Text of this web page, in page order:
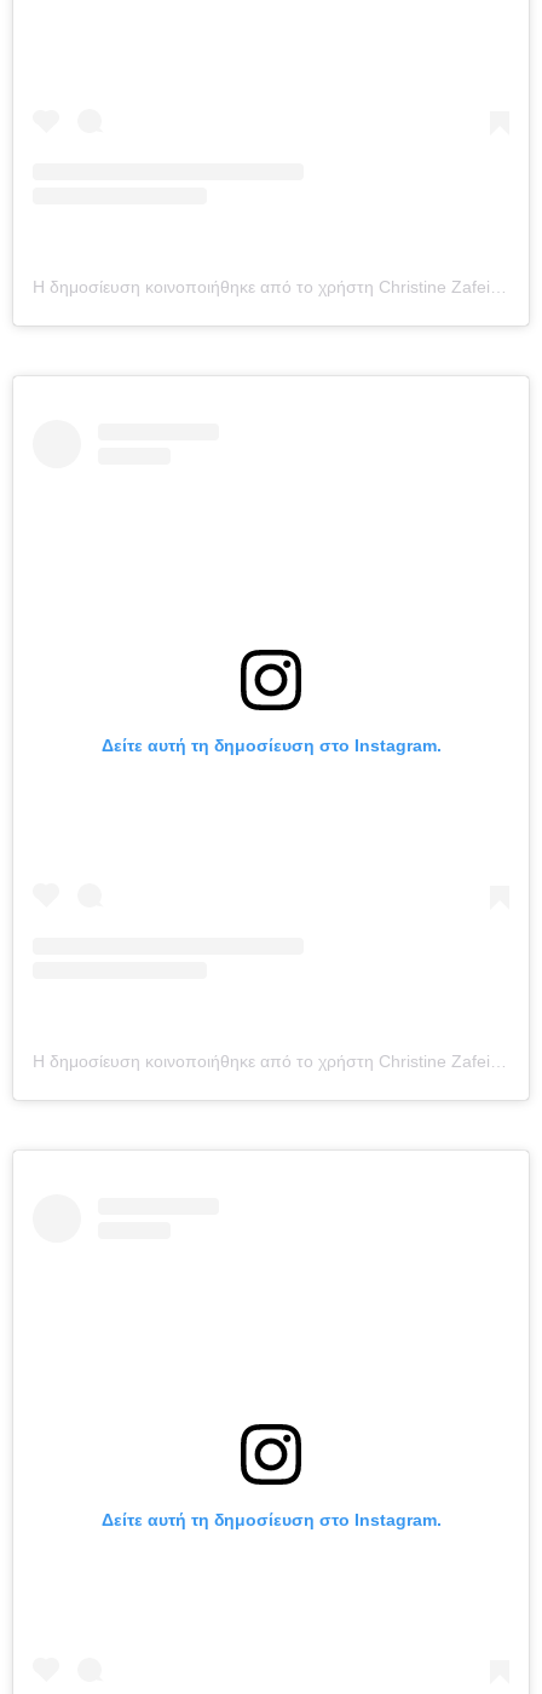
Δείτε αυτή τη δημοσίευση στο Instagram.
Δείτε αυτή τη δημοσίευση στο Instagram.